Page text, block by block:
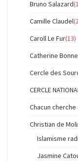
Bruno Salazard
Camille Claudel
Caroll Le Fur(13)
Catherine
Cercle des
CERCLE
Chacun
Christian de
Islamisme
Jasmine